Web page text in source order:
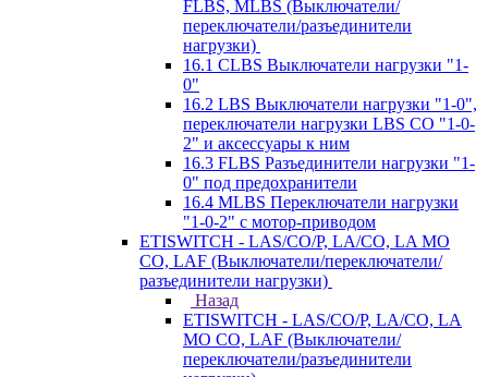
FLBS, MLBS (Выключатели/
переключатели/разъединители
нагрузки)
16.1 CLBS Выключатели нагрузки "1-
0"
16.2 LBS Выключатели нагрузки "1-0",
переключатели нагрузки LBS CO "1-0-
2" и аксессуары к ним
16.3 FLBS Разъединители нагрузки "1-
0" под предохранители
16.4 MLBS Переключатели нагрузки
"1-0-2" с мотор-приводом
ETISWITCH - LAS/CO/P, LA/CO, LA MO
CO, LAF (Выключатели/переключатели/
разъединители нагрузки)
Назад
ETISWITCH - LAS/CO/P, LA/CO, LA
MO CO, LAF (Выключатели/
переключатели/разъединители